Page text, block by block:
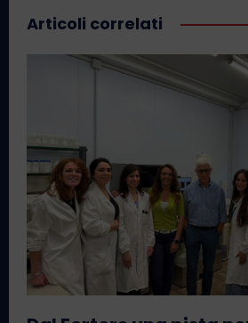
Articoli correlati